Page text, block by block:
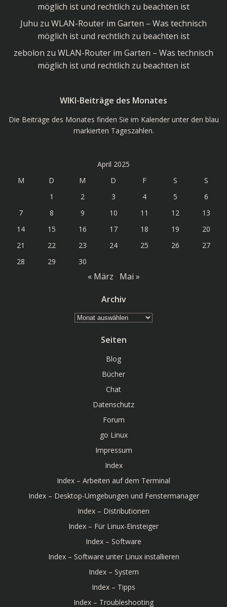
möglich ist und rechtlich zu beachten ist
Juhu zu WLAN-Router im Garten – Was technisch
möglich ist und rechtlich zu beachten ist
zebolon zu WLAN-Router im Garten – Was technisch
möglich ist und rechtlich zu beachten ist
WIKI-Beiträge des Monates
Die Beiträge des Monates finden Sie im Kalender unter den blau
markierten Tageszahlen.
April 2025
M
D M D F S
S
1
2 3 4 5
6
7
8 9 10 11 12
13
14
15 16 17 18 19
20
21
22 23 24 25 26
27
28
29 30
« März Mai »
Archiv
Archiv
Seiten
Blog
Bücher
Chat
Datenschutz
Forum
go Linux
Impressum
Index
Index – Arbeiten auf dem Terminal
Index – Desktop-Umgebungen und Fenstermanager
Index – Distributionen
Index – Für Linux-Einsteiger
Index – Software
Index – Software unter Linux installieren
Index – System
Index – Tipps
Index – Troubleshooting